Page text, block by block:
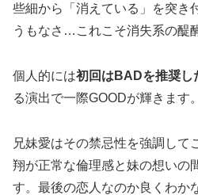
些細から「消えている」を突き
うもなさ…これこそ消失系の醍
個人的には初回はBADを推奨し
る演出で一際GOODが輝きます。
兄妹愛はその禁忌性を強調して
翔が正常な倫理感と妹の想いの
す。最後の恋人なのか良くわか